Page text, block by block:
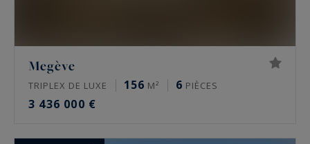
Megève
TRIPLEX DE LUXE 156 M² 6 PIÈCES
3 436 000 €